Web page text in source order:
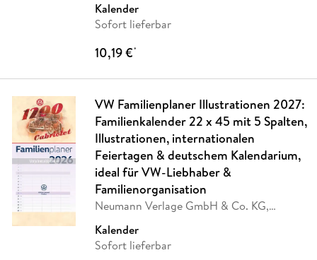
Kalender
Sofort lieferbar
10,19 €*
VW Familienplaner Illustrationen 2027:
Familienkalender 22 x 45 mit 5 Spalten,
Illustrationen, internationalen
Feiertagen & deutschem Kalendarium,
ideal für VW-Liebhaber &
Familienorganisation
Neumann Verlage GmbH & Co. KG,
Kalender
Sofort lieferbar